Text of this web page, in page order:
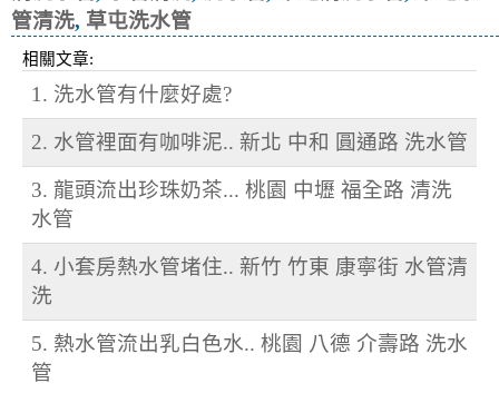
管清洗, 草屯洗水管
相關文章:
1. 洗水管有什麼好處?
2. 水管裡面有咖啡泥.. 新北 中和 圓通路 洗水管
3. 龍頭流出珍珠奶茶... 桃園 中壢 福全路 清洗
水管
4. 小套房熱水管堵住.. 新竹 竹東 康寧街 水管清
洗
5. 熱水管流出乳白色水.. 桃園 八德 介壽路 洗水
管